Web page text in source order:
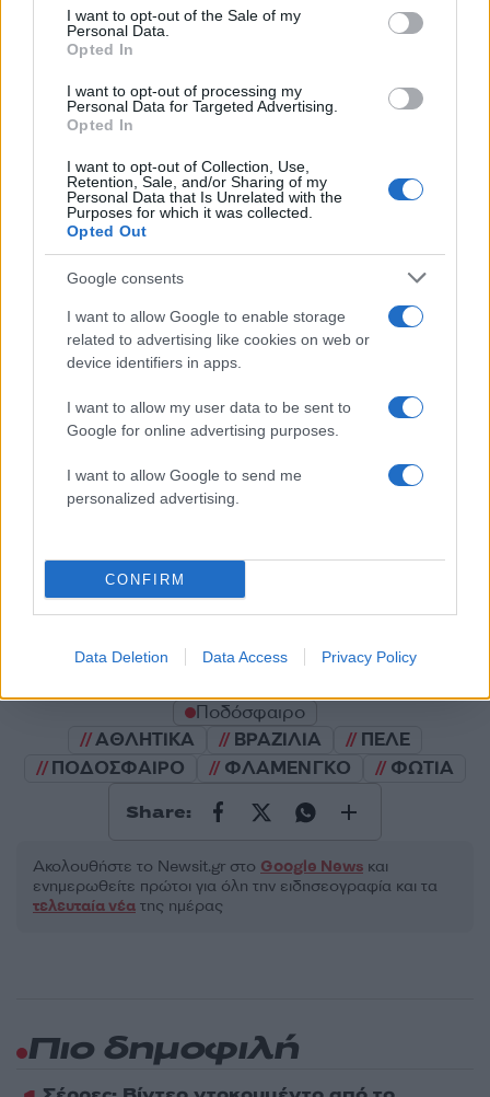
consent section.
I want to opt-out of the Sale of my
Personal Data.
Opted In
I want to opt-out of processing my
Personal Data for Targeted Advertising.
Opted In
I want to opt-out of Collection, Use,
Retention, Sale, and/or Sharing of my
Personal Data that Is Unrelated with the
Purposes for which it was collected.
Opted Out
Google consents
I want to allow Google to enable storage
related to advertising like cookies on web or
device identifiers in apps.
I want to allow my user data to be sent to
Google for online advertising purposes.
I want to allow Google to send me
personalized advertising.
CONFIRM
Data Deletion Data Access Privacy Policy
Σχόλια
Σχολίασε εδώ
2000 /2000
Υποβολή σχολίου
Όροι Χρήσης. Το site προστατεύεται από reCAPTCHA, ισχύουν
Ποδόσφαιρο
ΑΘΛΗΤΙΚΑ
ΒΡΑΖΙΛΙΑ
ΠΕΛΕ
ΠΟΔΟΣΦΑΙΡΟ
ΦΛΑΜΕΝΓΚΟ ΦΩΤΙΑ
Share:
Ακολουθήστε το Νewsit.gr στο Google News και
ενημερωθείτε πρώτοι για όλη την ειδησεογραφία και τα
τελευταία νέα της ημέρας
Ανησυχία από το ξέσπασμα
με κρούσματα στην Αττική
- «Καμπανάκι» από τον
Ιατρικό Σύλλογο Αθηνών
δημόσιας υγείας
πόσο να πληρώσει
ασελγήσει σε
Πιο δημοφιλή